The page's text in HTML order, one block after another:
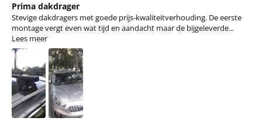
Prima dakdrager
Stevige dakdragers met goede prijs-kwaliteitverhouding. De eerste
montage vergt even wat tijd en aandacht maar de bijgeleverde...
Lees meer